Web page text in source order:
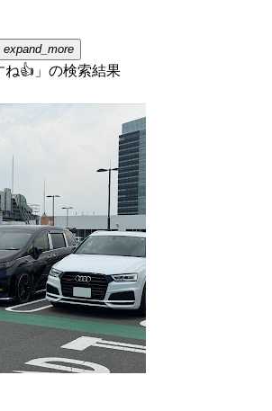
expand_more
ね👍」の検索結果